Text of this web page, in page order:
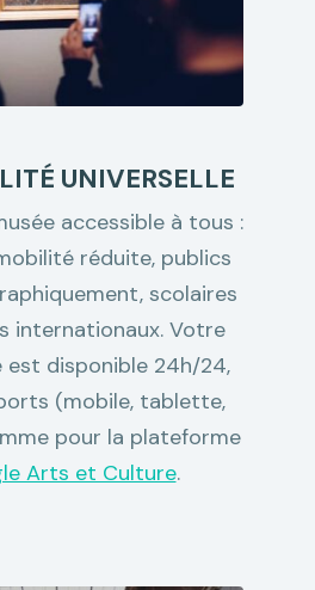
UNIVERSELLE
accessible à tous :
réduite, publics
scolaires
internationaux. Votre
est disponible 24h/24,
(mobile, tablette,
pour la plateforme
Arts et Culture.